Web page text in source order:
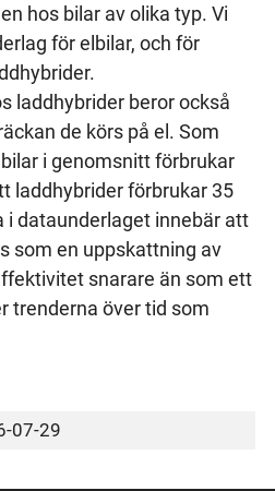
hos bilar av olika typ. Vi
för elbilar, och för
laddhybrider beror också
de körs på el. Som
i genomsnitt förbrukar
laddhybrider förbrukar 35
i dataunderlaget innebär att
som en uppskattning av
snarare än som ett
trenderna över tid som
07-29